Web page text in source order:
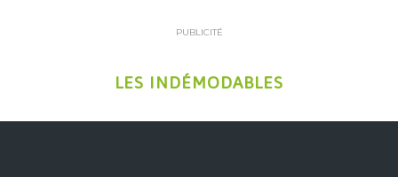
PUBLICITÉ
LES INDÉMODABLES